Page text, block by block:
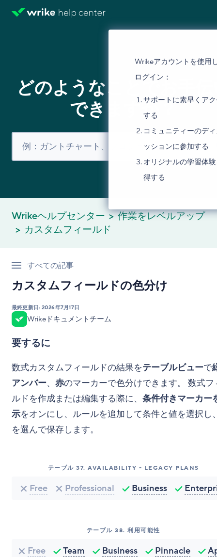
Wrikeアカウントを使用
ログイン：
サポートに素早くア
する
コミュニティーのデ
ッションに参加する
オリジナルの学習体
得する
どのようなことでお手
できますか？
Wrikeヘルプセンター
作業をレベルアップ
カスタムフィールド
すべての記事
カスタムフィールドの色分け
最終更新日: 2026年7月17日
Wrikeドキュメントチーム
要するに
数式カスタムフィールドの結果をテーブルビューで
アンバー、 赤のマーカーで色分けできます。 数式フ
ルドを作成または編集する際に、 条件付きマーカー
示をオンにし、ルールを追加して条件と値を選択し
を選んで保存します。
テーブル 37. AVAILABILITY - LEGACY PLANS
Free Professional Business
テーブル 38. 利用可能性
Free Team Business Pinnacle